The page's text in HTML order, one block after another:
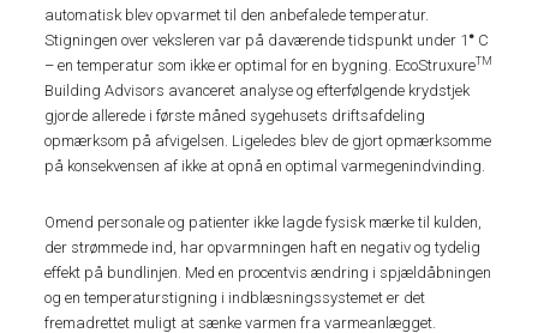
automatisk blev opvarmet til den anbefalede temperatur.
Stigningen over veksleren var på daværende tidspunkt under 1 ° C
– en temperatur som ikke er optimal for en bygning. EcoStruxureTM
Building Advisors avanceret analyse og efterfølgende krydstjek
gjorde allerede i første måned sygehusets driftsafdeling
opmærksom på afvigelsen. Ligeledes blev de gjort opmærksomme
på konsekvensen af ikke at opnå en optimal varmegenindvinding.
Omend personale og patienter ikke lagde fysisk mærke til kulden,
der strømmede ind, har opvarmningen haft en negativ og tydelig
effekt på bundlinjen. Med en procentvis ændring i spjældåbningen
og en temperaturstigning i indblæsningssystemet er det
fremadrettet muligt at sænke varmen fra varmeanlægget.